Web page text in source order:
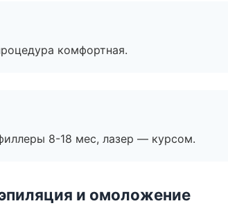
комфортная.
8-18 мес, лазер — курсом.
и омоложение